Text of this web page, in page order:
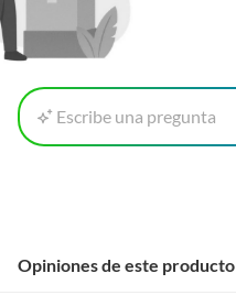
Escribe una pregunta
Opiniones de este producto